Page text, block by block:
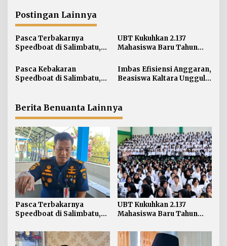
a
s
i
p
o
s
Postingan Lainnya
Pasca Terbakarnya
Speedboat di Salimbatu,
Pengawasan dan Edukasi
Awak Kapal
UBT Kukuhkan 2.137
Mahasiswa Baru Tahun
Pasca Kebakaran
Speedboat di Salimbatu,
Keselamatan
Imbas Efisiensi Anggaran,
Beasiswa Kaltara Unggul
Berita Benuanta Lainnya
Pasca Terbakarnya
Speedboat di Salimbatu,
Pengawasan dan Edukasi
Awak Kapal
UBT Kukuhkan 2.137
Mahasiswa Baru Tahun